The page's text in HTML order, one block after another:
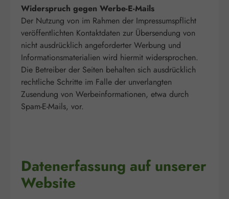
Widerspruch gegen Werbe-E-Mails
Der Nutzung von im Rahmen der Impressumspflicht
veröffentlichten Kontaktdaten zur Übersendung von
nicht ausdrücklich angeforderter Werbung und
Informationsmaterialien wird hiermit widersprochen.
Die Betreiber der Seiten behalten sich ausdrücklich
rechtliche Schritte im Falle der unverlangten
Zusendung von Werbeinformationen, etwa durch
Spam-E-Mails, vor.
Datenerfassung auf unserer
Website